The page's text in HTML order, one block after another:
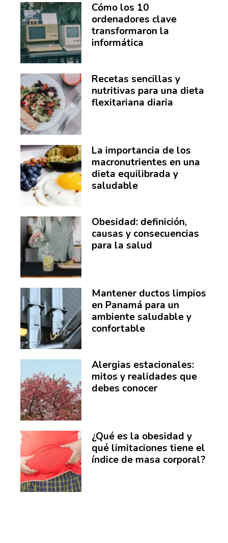
Cómo los 10
ordenadores clave
transformaron la
informática
Recetas sencillas y
nutritivas para una dieta
flexitariana diaria
La importancia de los
macronutrientes en una
dieta equilibrada y
saludable
Obesidad: definición,
causas y consecuencias
para la salud
Mantener ductos limpios
en Panamá para un
ambiente saludable y
confortable
Alergias estacionales:
mitos y realidades que
debes conocer
¿Qué es la obesidad y
qué limitaciones tiene el
índice de masa corporal?